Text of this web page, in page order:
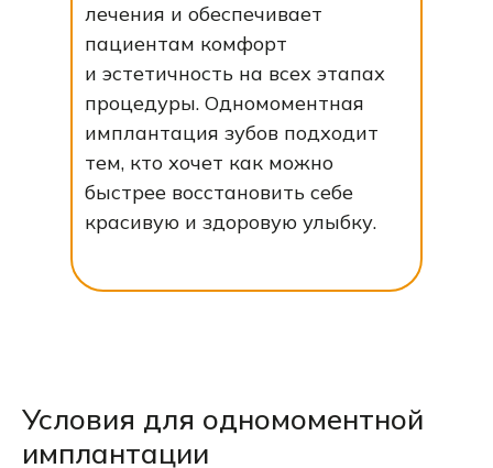
лечения и обеспечивает
пациентам комфорт
и эстетичность на всех этапах
процедуры. Одномоментная
имплантация зубов подходит
тем, кто хочет как можно
быстрее восстановить себе
красивую и здоровую улыбку.
Условия для одномоментной
имплантации